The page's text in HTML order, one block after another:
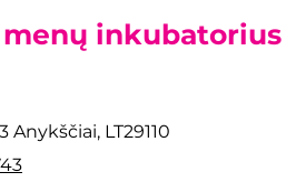
inkubatorius
LT29110